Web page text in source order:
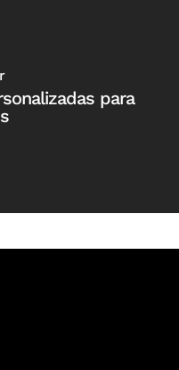
para